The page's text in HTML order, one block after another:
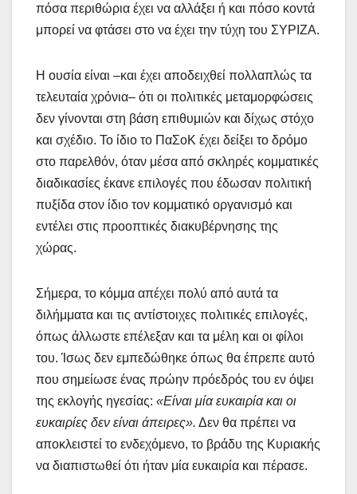
πόσα περιθώρια έχει να αλλάξει ή και πόσο κοντά
μπορεί να φτάσει στο να έχει την τύχη του ΣΥΡΙΖΑ.
Η ουσία είναι –και έχει αποδειχθεί πολλαπλώς τα
τελευταία χρόνια– ότι οι πολιτικές μεταμορφώσεις
δεν γίνονται στη βάση επιθυμιών και δίχως στόχο
και σχέδιο. Το ίδιο το ΠαΣοΚ έχει δείξει το δρόμο
στο παρελθόν, όταν μέσα από σκληρές κομματικές
διαδικασίες έκανε επιλογές που έδωσαν πολιτική
πυξίδα στον ίδιο τον κομματικό οργανισμό και
εντέλει στις προοπτικές διακυβέρνησης της
χώρας.
Σήμερα, το κόμμα απέχει πολύ από αυτά τα
διλήμματα και τις αντίστοιχες πολιτικές επιλογές,
όπως άλλωστε επέλεξαν και τα μέλη και οι φίλοι
του. Ίσως δεν εμπεδώθηκε όπως θα έπρεπε αυτό
που σημείωσε ένας πρώην πρόεδρός του εν όψει
της εκλογής ηγεσίας: «Είναι μία ευκαιρία και οι
ευκαιρίες δεν είναι άπειρες». Δεν θα πρέπει να
αποκλειστεί το ενδεχόμενο, το βράδυ της Κυριακής
να διαπιστωθεί ότι ήταν μία ευκαιρία και πέρασε.